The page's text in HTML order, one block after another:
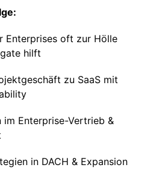
Enterprises oft zur Hölle
hilft
zu SaaS mit
im Enterprise-Vertrieb &
in DACH & Expansion